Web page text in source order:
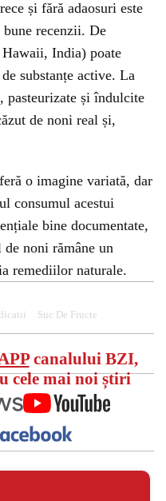
și fără adaosuri este
recenzii. De
India) poate
substanțe active. La
pasteurizate și îndulcite
de noni real și,
o imagine variată, dar
consumul acestui
bine documentate,
noni rămâne un
remediilor naturale.
Suc De Fructe
canalului BZI,
cele mai noi știri